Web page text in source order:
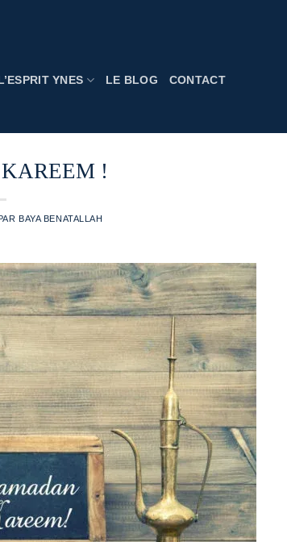
YNES LE BLOG CONTACT
!
BAYA BENATALLAH